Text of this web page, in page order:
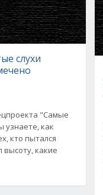
слухи
"Самые
узнаете, как
кто пытался
высоту, какие